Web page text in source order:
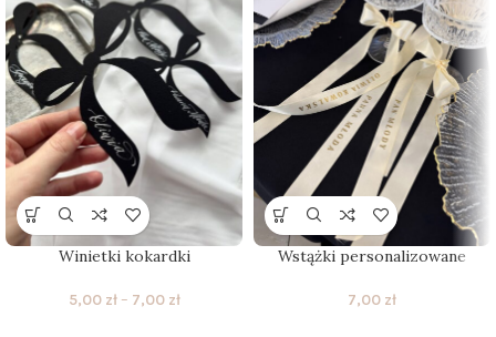
Winietki kokardki
5,00 zł – 7,00 zł
Wstążki personalizowane
7,00 zł